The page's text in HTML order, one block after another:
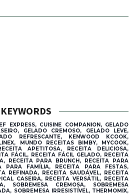
KEYWORDS
EXPRESS, CUISINE COMPANION, GELADO
GELADO CREMOSO, GELADO LEVE,
REFRESCANTE, KENWOOD KCOOK,
MUNDO RECEITAS BIMBY, MYCOOK,
APETITOSA, RECEITA DELICIOSA,
FÁCIL, RECEITA FÁCIL GELADO, RECEITA
RECEITA PARA BRUNCH, RECEITA PARA
PARA FAMÍLIA, RECEITA PARA FESTAS,
REFINADA, RECEITA SAUDÁVEL, RECEITA
CASEIRA, RECEITA VERSÁTIL, RECEITA
SOBREMESA CREMOSA, SOBREMESA
SOBREMESA IRRESISTÍVEL, THERMOMIX,